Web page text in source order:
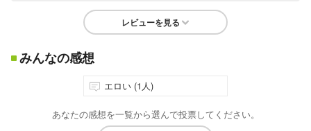
レビューを見る
みんなの感想
エロい (1人)
あなたの感想を一覧から選んで投票してください。